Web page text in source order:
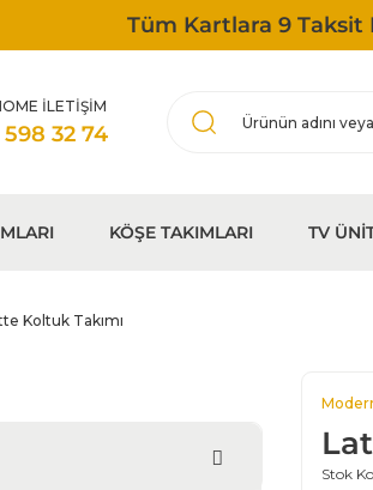
Tüm Kartlara 9 Taksit
İLETİŞİM
598 32 74
KÖŞE TAKIMLARI TV
Koltuk Takımı
Stok